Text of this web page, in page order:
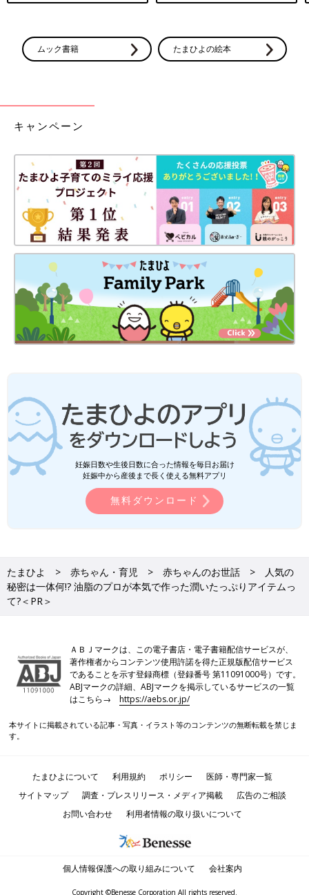
ムック書籍 たまひよの絵本
キャンペーン
妊娠日数や生後日数に合った情報を毎日お届け
妊娠中から産後まで長く使える無料アプリ
無料ダウンロード
たまひよ 赤ちゃん・育児 赤ちゃんのお世話
人気の
秘密は一体何!? 油脂のプロが本気で作った潤いたっぷりアイテムっ
て?＜PR＞
ＡＢＪマークは、この電子書店・電子書籍配信サービスが、
著作権者からコンテンツ使用許諾を得た正規版配信サービス
であることを示す登録商標（登録番号 第11091000号）です。
ABJマークの詳細、ABJマークを掲示しているサービスの一覧
はこちら→https://aebs.or.jp/
本サイトに掲載されている記事・写真・イラスト等のコンテンツの無断転載を禁じま
す。
たまひよについて 利用規約 ポリシー
医師・専門家一覧
サイトマップ
調査・プレスリリース・メディア掲載
広告のご相談
お問い合わせ
利用者情報の取り扱いについて
個人情報保護への取り組みについて 会社案内
Copyright ©Benesse Corporation All rights reserved.